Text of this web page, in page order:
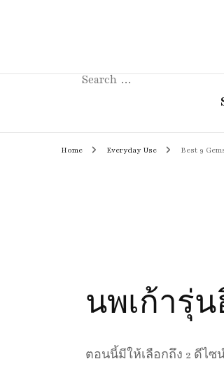
Search
Home Everyday Use Best 9
นพเก้ารุ่น
ตอนนี้มีให้เลือกถึง 2 ดีไ